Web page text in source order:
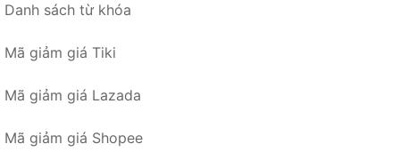
Danh sách từ khóa
Mã giảm giá Tiki
Mã giảm giá Lazada
Mã giảm giá Shopee